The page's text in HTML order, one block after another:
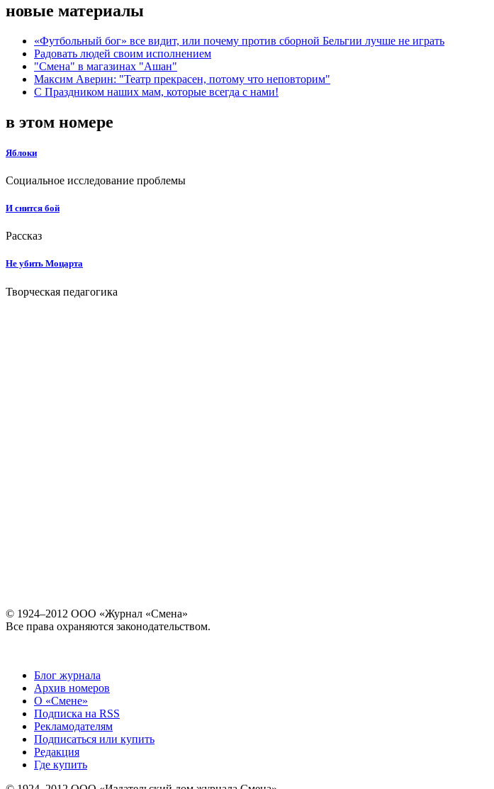
новые материалы
«Футбольный бог» все видит, или почему против сборной Бельгии лучше не играть
Радовать людей своим исполнением
"Смена" в магазинах "Ашан"
Максим Аверин: "Театр прекрасен, потому что неповторим"
С Праздником наших мам, которые всегда с нами!
в этом номере
Яблоки
Социальное исследование проблемы
И снится бой
Рассказ
Не убить Моцарта
Творческая педагогика
© 1924–2012 ООО «Журнал «Смена»
Все права охраняются законодательством.
Блог журнала
Архив номеров
О «Смене»
Подписка на RSS
Рекламодателям
Подписаться или купить
Редакция
Где купить